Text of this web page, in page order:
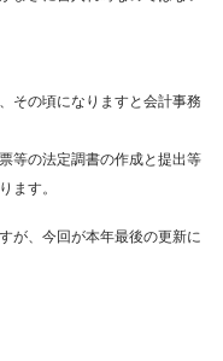
その頃になりますと会計事務
等の法定調書の作成と提出等
ます。
が、今回が本年最後の更新に